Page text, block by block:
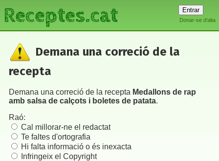
Donar-se d'alta
Receptes.cat
Demana una correció de la
recepta
Demana una correció de la recepta Medallons de rap
amb salsa de calçots i boletes de patata.
Raó:
Cal millorar-ne el redactat
Te faltes d'ortografia
Hi falta informació o és inexacta
Infringeix el Copyright